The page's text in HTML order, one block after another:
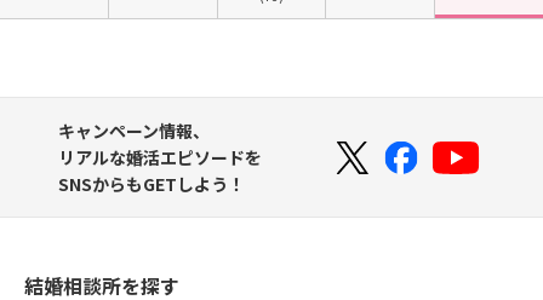
キャンペーン情報、
リアルな婚活エピソードを
SNSからもGETしよう！
結婚相談所を探す